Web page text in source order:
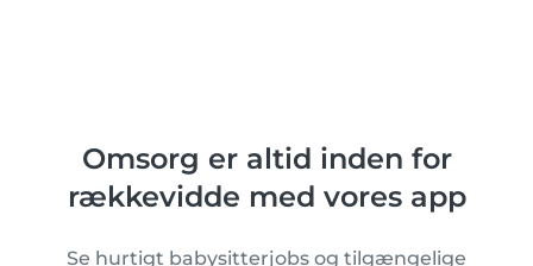
Omsorg er altid inden for
rækkevidde med vores app
Se hurtigt babysitterjobs og tilgængelige